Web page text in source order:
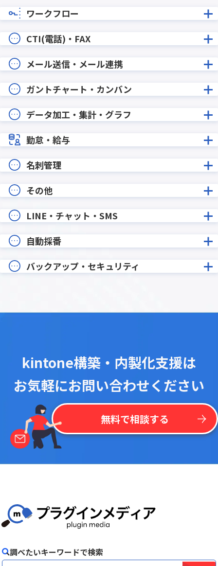
ワークフロー
CTI(電話)・FAX
メール送信・メール連携
ガントチャート・カンバン
データ加工・集計・グラフ
勤怠・給与
名刺管理
その他
LINE・チャット・SMS
自動採番
バックアップ・セキュリティ
kintone構築・内製化支援は
お気軽にお問い合わせください
無料で相談する
調べたいキーワードで検索